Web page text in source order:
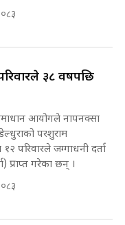
सांसदहरू ||
SIDHAKURA ||
७८ लाख घुस डिलको
घुस दिने विचौलीया
३८ वर्षपछि
आयोगले नापनक्सा
परशुराम
परिवारले जग्गाधनी दर्ता
प्राप्त गरेका छन् ।